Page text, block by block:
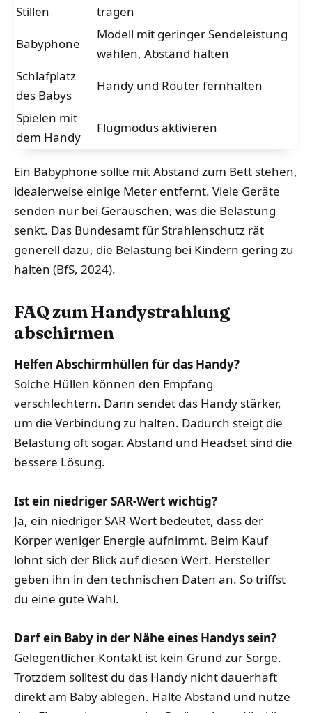
Stillen
tragen
Babyphone
Modell mit geringer Sendeleistung
wählen, Abstand halten
Schlafplatz
des Babys
Handy und Router fernhalten
Spielen mit
dem Handy
Flugmodus aktivieren
Ein Babyphone sollte mit Abstand zum Bett stehen,
idealerweise einige Meter entfernt. Viele Geräte
senden nur bei Geräuschen, was die Belastung
senkt. Das Bundesamt für Strahlenschutz rät
generell dazu, die Belastung bei Kindern gering zu
halten (BfS, 2024).
FAQ zum Handystrahlung
abschirmen
Helfen Abschirmhüllen für das Handy?
Solche Hüllen können den Empfang
verschlechtern. Dann sendet das Handy stärker,
um die Verbindung zu halten. Dadurch steigt die
Belastung oft sogar. Abstand und Headset sind die
bessere Lösung.
Ist ein niedriger SAR-Wert wichtig?
Ja, ein niedriger SAR-Wert bedeutet, dass der
Körper weniger Energie aufnimmt. Beim Kauf
lohnt sich der Blick auf diesen Wert. Hersteller
geben ihn in den technischen Daten an. So triffst
du eine gute Wahl.
Darf ein Baby in der Nähe eines Handys sein?
Gelegentlicher Kontakt ist kein Grund zur Sorge.
Trotzdem solltest du das Handy nicht dauerhaft
direkt am Baby ablegen. Halte Abstand und nutze